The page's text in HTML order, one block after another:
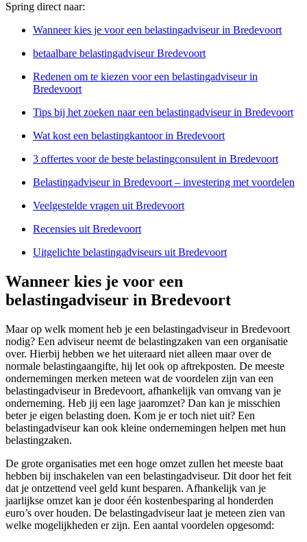
Spring direct naar:
Wanneer kies je voor een belastingadviseur in Bredevoort
betaalbare belastingadviseur Bredevoort
Redenen om te kiezen voor een belastingadviseur in
Bredevoort
Tips bij het zoeken naar een belastingadviseur in Bredevoort
Wat kost een belastingkantoor in Bredevoort
3 offertes voor de beste belastingconsulent in Bredevoort
Belastingadviseur in Bredevoort – investering met voordelen
Veelgestelde vragen uit Bredevoort
Recensies uit Bredevoort
Uitgelichte belastingadviseurs uit Bredevoort
Wanneer kies je voor een
belastingadviseur in Bredevoort
Maar op welk moment heb je een belastingadviseur in Bredevoort
nodig? Een adviseur neemt de belastingzaken van een organisatie
over. Hierbij hebben we het uiteraard niet alleen maar over de
normale belastingaangifte, hij let ook op aftrekposten. De meeste
ondernemingen merken meteen wat de voordelen zijn van een
belastingadviseur in Bredevoort, afhankelijk van omvang van je
onderneming. Heb jij een lage jaaromzet? Dan kan je misschien
beter je eigen belasting doen. Kom je er toch niet uit? Een
belastingadviseur kan ook kleine ondernemingen helpen met hun
belastingzaken.
De grote organisaties met een hoge omzet zullen het meeste baat
hebben bij inschakelen van een belastingadviseur. Dit door het feit
dat je ontzettend veel geld kunt besparen. Afhankelijk van je
jaarlijkse omzet kan je door één kostenbesparing al honderden
euro’s over houden. De belastingadviseur laat je meteen zien van
welke mogelijkheden er zijn. Een aantal voordelen opgesomd: